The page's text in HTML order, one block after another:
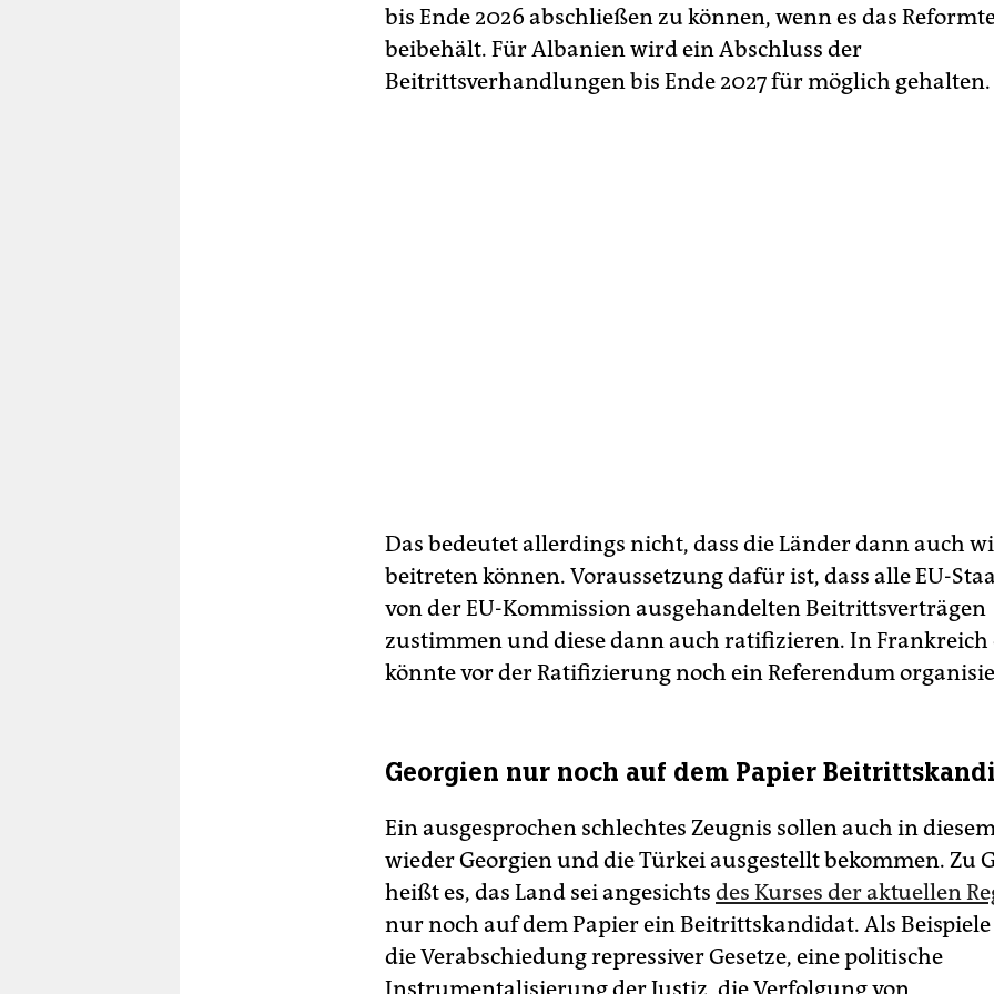
bis Ende 2026 abschließen zu können, wenn es das
beibehält. Für Albanien wird ein Abschluss der
Beitrittsverhandlungen bis Ende 2027 für möglich gehalten.
Das bedeutet allerdings nicht, dass die Länder dann auch
beitreten können. Voraussetzung dafür ist, dass alle EU-
von der EU-Kommission ausgehandelten Beitrittsverträgen
zustimmen und diese dann auch ratifizieren. In Frankreich
könnte vor der Ratifizierung noch ein Referendum
Georgien nur noch auf dem Papier
Ein ausgesprochen schlechtes Zeugnis sollen auch in
wieder Georgien und die Türkei ausgestellt bekommen. Zu
heißt es, das Land sei angesichts des Kurses der aktuellen
nur noch auf dem Papier ein Beitrittskandidat. Als
die Verabschiedung repressiver Gesetze, eine politische
Instrumentalisierung der Justiz, die Verfolgung von